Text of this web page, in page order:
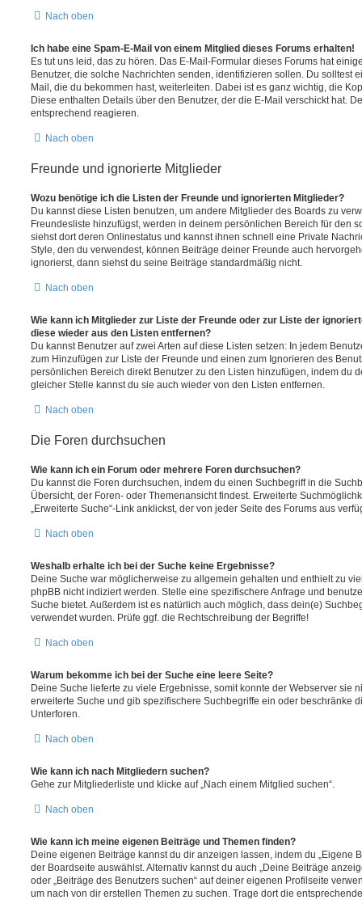
Nach oben
Ich habe eine Spam-E-Mail von einem Mitglied dieses Forums erhalten!
Es tut uns leid, das zu hören. Das E-Mail-Formular dieses Forums hat
Benutzer, die solche Nachrichten senden, identifizieren sollen. Du solltest
Mail, die du bekommen hast, weiterleiten. Dabei ist es ganz wichtig, die
Diese enthalten Details über den Benutzer, der die E-Mail verschickt hat.
entsprechend reagieren.
Nach oben
Freunde und ignorierte Mitglieder
Wozu benötige ich die Listen der Freunde und ignorierten Mitglieder?
Du kannst diese Listen benutzen, um andere Mitglieder des Boards zu
Freundesliste hinzufügst, werden in deinem persönlichen Bereich für den
siehst dort deren Onlinestatus und kannst ihnen schnell eine Private
Style, den du verwendest, können Beiträge deiner Freunde auch
ignorierst, dann siehst du seine Beiträge standardmäßig nicht.
Nach oben
Wie kann ich Mitglieder zur Liste der Freunde oder zur Liste der
diese wieder aus den Listen entfernen?
Du kannst Benutzer auf zwei Arten auf diese Listen setzen: In jedem
zum Hinzufügen zur Liste der Freunde und einen zum Ignorieren des
persönlichen Bereich direkt Benutzer zu den Listen hinzufügen, indem du
gleicher Stelle kannst du sie auch wieder von den Listen entfernen.
Nach oben
Die Foren durchsuchen
Wie kann ich ein Forum oder mehrere Foren durchsuchen?
Du kannst die Foren durchsuchen, indem du einen Suchbegriff in die
Übersicht, der Foren- oder Themenansicht findest. Erweiterte
„Erweiterte Suche“-Link anklickst, der von jeder Seite des Forums aus
Nach oben
Weshalb erhalte ich bei der Suche keine Ergebnisse?
Deine Suche war möglicherweise zu allgemein gehalten und enthielt zu
phpBB nicht indiziert werden. Stelle eine spezifischere Anfrage und
Suche bietet. Außerdem ist es natürlich auch möglich, dass dein(e)
verwendet wurden. Prüfe ggf. die Rechtschreibung der Begriffe!
Nach oben
Warum bekomme ich bei der Suche eine leere Seite?
Deine Suche lieferte zu viele Ergebnisse, somit konnte der Webserver sie
erweiterte Suche und gib spezifischere Suchbegriffe ein oder beschränke
Unterforen.
Nach oben
Wie kann ich nach Mitgliedern suchen?
Gehe zur Mitgliederliste und klicke auf „Nach einem Mitglied suchen“.
Nach oben
Wie kann ich meine eigenen Beiträge und Themen finden?
Deine eigenen Beiträge kannst du dir anzeigen lassen, indem du „Eigene
der Boardseite auswählst. Alternativ kannst du auch „Deine Beiträge
oder „Beiträge des Benutzers suchen“ auf deiner eigenen Profilseite
um nach von dir erstellen Themen zu suchen. Trage dort die